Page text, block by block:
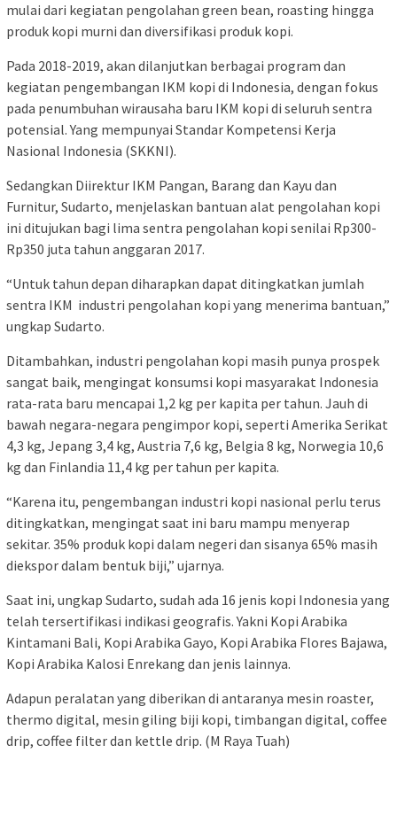
mulai dari kegiatan pengolahan green bean, roasting hingga
produk kopi murni dan diversifikasi produk kopi.
Pada 2018-2019, akan dilanjutkan berbagai program dan
kegiatan pengembangan IKM kopi di Indonesia, dengan fokus
pada penumbuhan wirausaha baru IKM kopi di seluruh sentra
potensial. Yang mempunyai Standar Kompetensi Kerja
Nasional Indonesia (SKKNI).
Sedangkan Diirektur IKM Pangan, Barang dan Kayu dan
Furnitur, Sudarto, menjelaskan bantuan alat pengolahan kopi
ini ditujukan bagi lima sentra pengolahan kopi senilai Rp300-
Rp350 juta tahun anggaran 2017.
“Untuk tahun depan diharapkan dapat ditingkatkan jumlah
sentra IKM industri pengolahan kopi yang menerima bantuan,”
ungkap Sudarto.
Ditambahkan, industri pengolahan kopi masih punya prospek
sangat baik, mengingat konsumsi kopi masyarakat Indonesia
rata-rata baru mencapai 1,2 kg per kapita per tahun. Jauh di
bawah negara-negara pengimpor kopi, seperti Amerika Serikat
4,3 kg, Jepang 3,4 kg, Austria 7,6 kg, Belgia 8 kg, Norwegia 10,6
kg dan Finlandia 11,4 kg per tahun per kapita.
“Karena itu, pengembangan industri kopi nasional perlu terus
ditingkatkan, mengingat saat ini baru mampu menyerap
sekitar. 35% produk kopi dalam negeri dan sisanya 65% masih
diekspor dalam bentuk biji,” ujarnya.
Saat ini, ungkap Sudarto, sudah ada 16 jenis kopi Indonesia yang
telah tersertifikasi indikasi geografis. Yakni Kopi Arabika
Kintamani Bali, Kopi Arabika Gayo, Kopi Arabika Flores Bajawa,
Kopi Arabika Kalosi Enrekang dan jenis lainnya.
Adapun peralatan yang diberikan di antaranya mesin roaster,
thermo digital, mesin giling biji kopi, timbangan digital, coffee
drip, coffee filter dan kettle drip. (M Raya Tuah)